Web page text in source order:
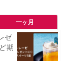
一ヶ月
ゼ
期